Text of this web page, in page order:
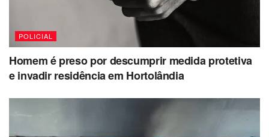
POLICIAL
Homem é preso por descumprir medida protetiva
e invadir residência em Hortolândia